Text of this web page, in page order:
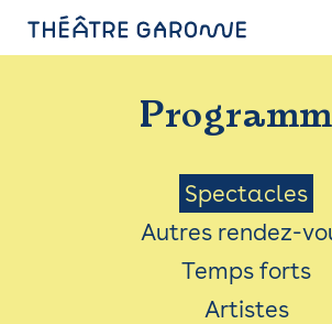
PROGRAMME
INFOS PRATIQUES
AVEC LES PUBLICS
ACCESSIBILITÉ
LES PRODUCTIONS
Menu
Saison
Spectacles
Autres rendez-
Temps forts
Artistes